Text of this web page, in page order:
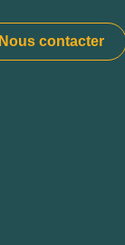
Nous contacter